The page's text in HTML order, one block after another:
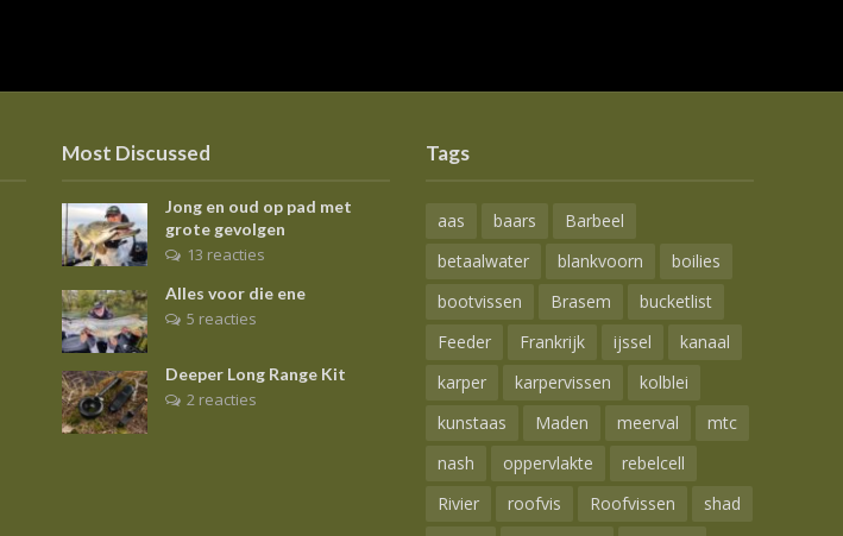
Most Discussed
Jong en oud op pad met
grote gevolgen
13 reacties
Alles voor die ene
5 reacties
Deeper Long Range Kit
2 reacties
Tags
aas baars
Barbeel
betaalwater
blankvoorn
boilies
bootvissen
Brasem
bucketlist
Feeder
Frankrijk ijssel
kanaal
karper
karpervissen
kolblei
kunstaas
Maden meerval
mtc
nash
oppervlakte
rebelcell
Rivier
roofvis Roofvissen
shad